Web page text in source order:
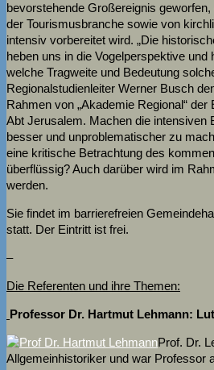
bevorstehende Großereignis
der Tourismusbranche sowie von
intensiv vorbereitet wird. „Die
heben uns in die Vogelperspektive und
welche Tragweite und Bedeutung
Regionalstudienleiter Werner Busch
Rahmen von „Akademie Regional“
Abt Jerusalem. Machen die intensiven
besser und unproblematischer zu
eine kritische Betrachtung des
überflüssig? Auch darüber wird im
werden.
Sie findet im barrierefreien
statt. Der Eintritt ist frei.
–
Die Referenten und ihre Themen:
Professor Dr. Hartmut Lehmann:
Prof. Dr.
Allgemeinhistoriker und war Professor